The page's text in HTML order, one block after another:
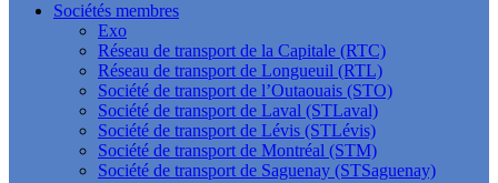
Sociétés membres
Exo
Réseau de transport de la Capitale (RTC)
Réseau de transport de Longueuil (RTL)
Société de transport de l’Outaouais (STO)
Société de transport de Laval (STLaval)
Société de transport de Lévis (STLévis)
Société de transport de Montréal (STM)
Société de transport de Saguenay (STSaguenay)